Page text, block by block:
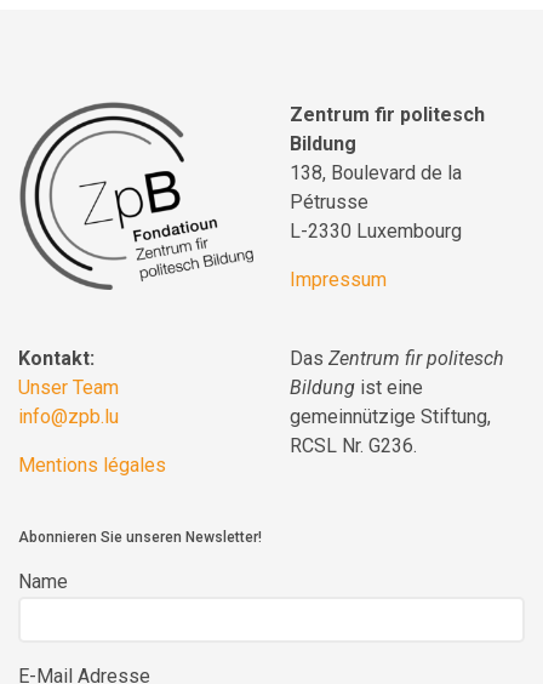
Zentrum fir politesch
Bildung
138, Boulevard de la
Pétrusse
L-2330 Luxembourg
Impressum
Kontakt:
Unser Team
info@zpb.lu
Mentions légales
Das Zentrum fir politesch
Bildung ist eine
gemeinnützige Stiftung,
RCSL Nr. G236.
Abonnieren Sie unseren Newsletter!
Name
E-Mail Adresse